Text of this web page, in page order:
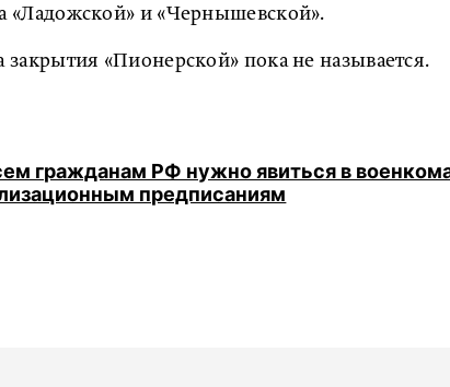
«Ладожской» и «Чернышевской».
закрытия «Пионерской» пока не называется.
гражданам РФ нужно явиться в
предписаниям